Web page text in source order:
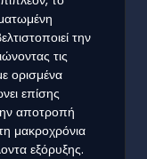
την
τις
ορισμένα
επίσης
αποτροπή
μακροχρόνια
εξόρυξης.